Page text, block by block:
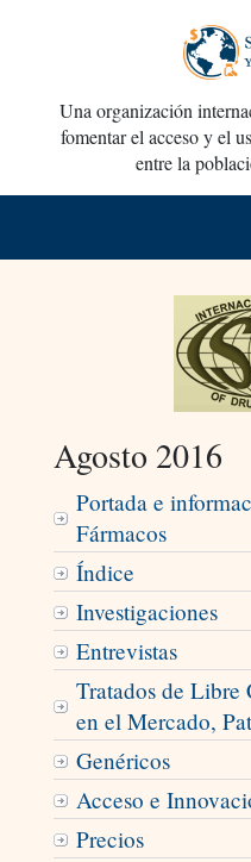
Una organización
fomentar el acceso y el
entre la
Agosto 2016
Portada e
Fármacos
Índice
Investigaciones
Entrevistas
Tratados de
en el Mercado,
Genéricos
Acceso e
Precios